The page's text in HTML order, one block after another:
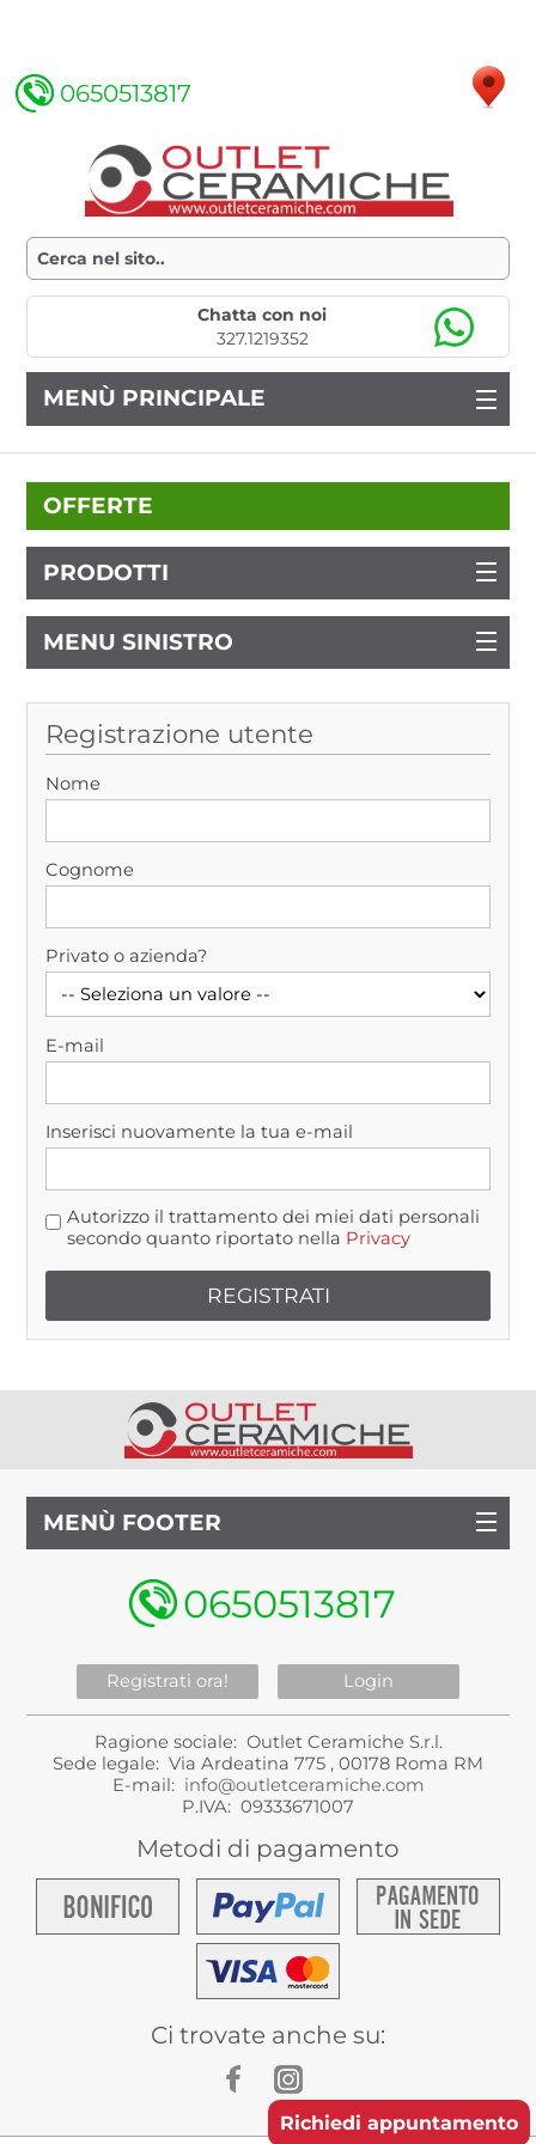
0650513817
Chatta con noi
327.1219352
MENÙ PRINCIPALE
OFFERTE
PRODOTTI
MENU SINISTRO
Registrazione utente
Nome
Cognome
Privato o azienda?
E-mail
Inserisci nuovamente la tua e-mail
Autorizzo il trattamento dei miei dati personali
secondo quanto riportato nella Privacy
Richiedi appuntamento
MENÙ FOOTER
0650513817
Registrati ora! Login
Ragione sociale: Outlet Ceramiche S.r.l.
Sede legale: Via Ardeatina 775 , 00178 Roma RM
E-mail: info@outletceramiche.com
P.IVA: 09333671007
Metodi di pagamento
Ci trovate anche su: